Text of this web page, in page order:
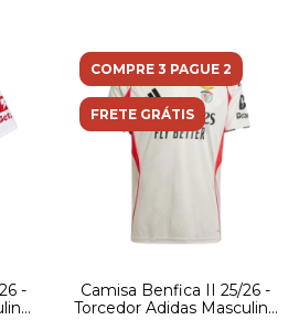
-
COMPRE 3 PAGUE 2
FRETE GRÁTIS
Camisa Benfica II 25/26 -
Torcedor Adidas Masculina